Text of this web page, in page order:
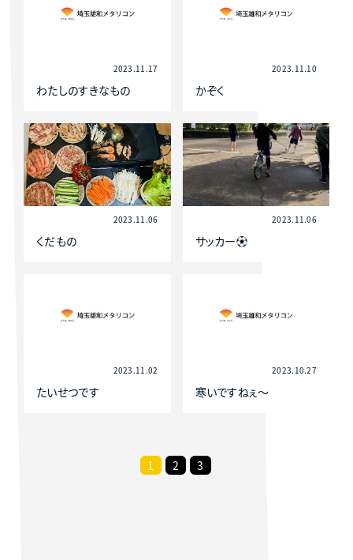
わたしのすきなもの
2023.11.17
かぞく
2023.11.10
くだもの
2023.11.06
サッカー⚽️
2023.11.06
たいせつです
2023.11.02
寒いですねぇ〜
2023.10.27
1 2 3